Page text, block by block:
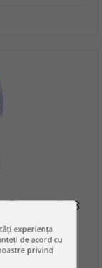
cu roți - 3
să ocupe
experiența
de acord cu
privind